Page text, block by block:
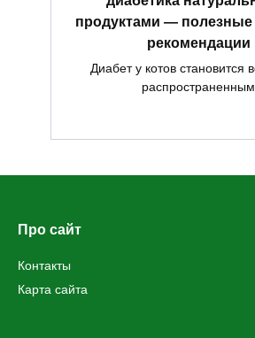
продуктами — полезные
рекомендации
Диабет у котов становится
распространенным
Про сайт
Контакты
Карта сайта